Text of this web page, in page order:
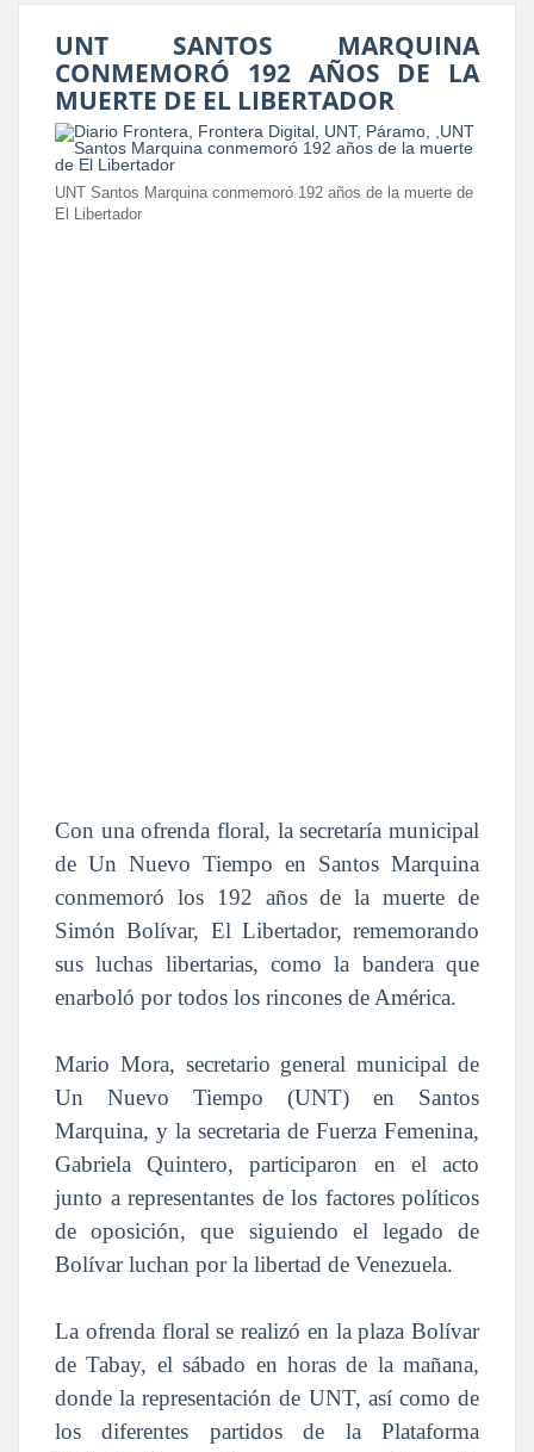
UNT SANTOS MARQUINA
CONMEMORÓ 192 AÑOS DE LA
MUERTE DE EL LIBERTADOR
UNT Santos Marquina conmemoró 192 años de la muerte de
El Libertador
Con una ofrenda floral, la secretaría municipal
de Un Nuevo Tiempo en Santos Marquina
conmemoró los 192 años de la muerte de
Simón Bolívar, El Libertador, rememorando
sus luchas libertarias, como la bandera que
enarboló por todos los rincones de América.
Mario Mora, secretario general municipal de
Un Nuevo Tiempo (UNT) en Santos
Marquina, y la secretaria de Fuerza Femenina,
Gabriela Quintero, participaron en el acto
junto a representantes de los factores políticos
de oposición, que siguiendo el legado de
Bolívar luchan por la libertad de Venezuela.
La ofrenda floral se realizó en la plaza Bolívar
de Tabay, el sábado en horas de la mañana,
donde la representación de UNT, así como de
los diferentes partidos de la Plataforma